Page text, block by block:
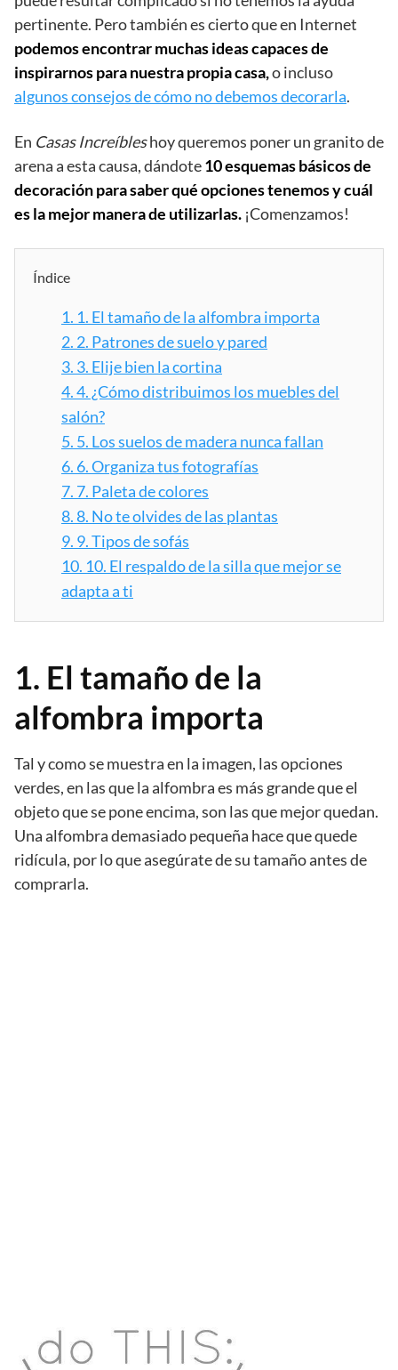
pertinente. Pero también es cierto que en Internet
podemos encontrar muchas ideas capaces de
inspirarnos para nuestra propia casa,o incluso
algunos consejos de cómo no debemos decorarla.
En Casas Increíbleshoy queremos poner un granito de
arena a esta causa, dándote10 esquemas básicos de
decoración para saber qué opciones tenemos y cuál
es la mejor manera de utilizarlas. ¡Comenzamos!
Índice
1. 1. El tamaño de la alfombra importa
2. 2. Patrones de suelo y pared
3. 3. Elije bien la cortina
4.4. ¿Cómo distribuimos los muebles del
salón?
5. 5. Los suelos de madera nunca fallan
6. 6. Organiza tus fotografías
7. 7. Paleta de colores
8.8. No te olvides de las plantas
9. 9. Tipos de sofás
10. 10. El respaldo de la silla que mejor se
adapta a ti
1. El tamaño de la
alfombra importa
Tal y como se muestra en la imagen, las opciones
verdes, en las que la alfombra es más grande que el
objeto que se pone encima, son las que mejor quedan.
Una alfombra demasiado pequeña hace que quede
ridícula, por lo que asegúrate de su tamaño antes de
comprarla.